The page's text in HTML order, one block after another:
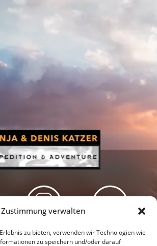
Zustimmung verwalten
zu bieten, verwenden wir Technologien wie
zu speichern und/oder darauf
Podcast Facebook